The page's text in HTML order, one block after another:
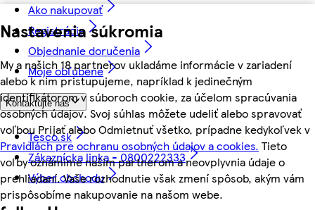
Nastavenia súkromia
My a našich 18 partnerov ukladáme informácie v zariadení
alebo k nim pristupujeme, napríklad k jedinečným
identifikátorom v súboroch cookie, za účelom spracúvania
osobných údajov. Svoj súhlas môžete udeliť alebo spravovať
voľbou Prijať alebo Odmietnuť všetko, prípadne kedykoľvek v
Pravidlách pre ochranu osobných údajov a cookies. Tieto
voľby oznámime našim partnerom a neovplyvnia údaje o
prehliadaní. Vaše rozhodnutie však zmení spôsob, akým vám
prispôsobíme nakupovanie na našom webe.
Ako nakupovať
Registrácia
Objednanie doručenia
Moje obľúbené
Kontaktujte nás
Tesco.sk
Zákaznícka linka - 0800222333
Výber obchodu